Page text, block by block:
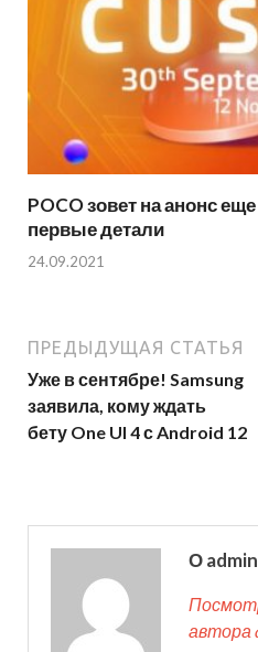
POCO зовет на анонс
первые детали
24.09.2021
ПРЕДЫДУЩАЯ СТАТЬЯ
Уже в сентябре! Samsung
заявила, кому ждать
бету One UI 4 с Android 12
О admin
автора